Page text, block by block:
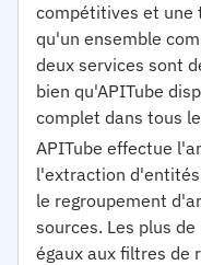
compétitives et une
qu'un ensemble
deux services sont
bien qu'APITube
complet dans tous
APITube effectue
l'extraction
le regroupement
sources. Les plus
égaux aux filtres de